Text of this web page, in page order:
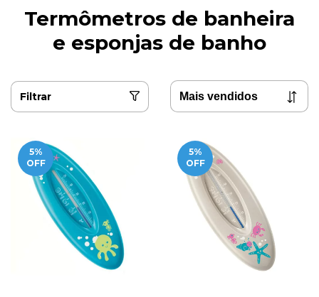
Termômetros de banheira
e esponjas de banho
Filtrar
5%
OFF
5%
OFF